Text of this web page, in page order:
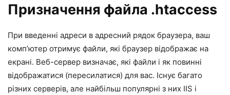
Призначення файла .htaccess
При введенні адреси в адресний рядок браузера, ваш
комп’ютер отримує файли, які браузер відображає на
екрані. Веб-сервер визначає, які файли і як повинні
відображатися (пересилатися) для вас. Існує багато
різних серверів, але найбільш популярні з них IIS і